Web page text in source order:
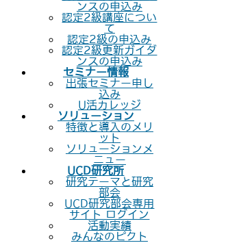
ンスの申込み
認定2級講座につい
て
認定2級の申込み
認定2級更新ガイダ
ンスの申込み
セミナー情報
出張セミナー申し
込み
U活カレッジ
ソリューション
特徴と導入のメリ
ット
ソリューションメ
ニュー
UCD研究所
研究テーマと研究
部会
UCD研究部会専用
サイト ログイン
活動実績
みんなのピクト